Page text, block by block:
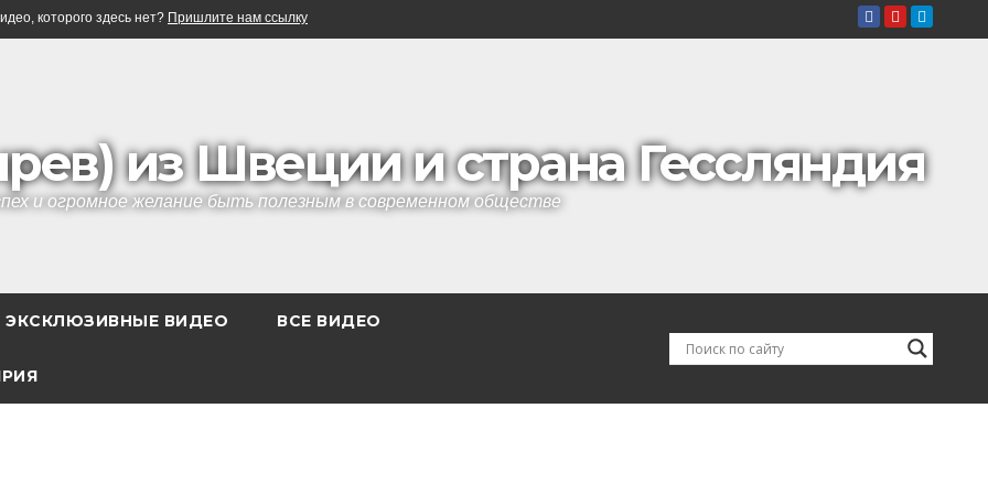
которого здесь нет? Пришлите нам ссылку
из Швеции и страна Гессляндия
и огромное желание быть полезным в современном обществе
ЭКСКЛЮЗИВНЫЕ ВИДЕО ВСЕ ВИДЕО